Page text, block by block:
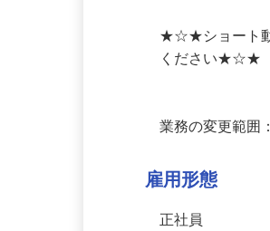
★☆★ショート
雇用形態